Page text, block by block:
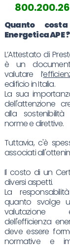
Quanto
EnergeticaAPE?
L’Attestato di
è un
valutare l’
edificio in Italia.
La sua
dell'attenzione
alla
norme e direttive.
Tuttavia, c'è
associati
Il costo di un
diversi aspetti.
La
quanto svolge
valutazione
dell'efficienza
deve essere
normative e